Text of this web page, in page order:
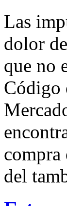
Las
dolor
que no
Código
compra
del